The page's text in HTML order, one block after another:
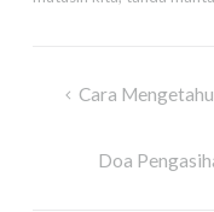
PostCara
Doa